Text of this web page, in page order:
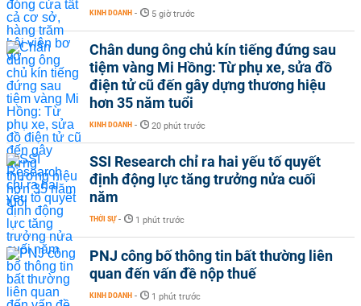
KINH DOANH - 5 giờ trước
Chân dung ông chủ kín tiếng đứng sau
tiệm vàng Mi Hồng: Từ phụ xe, sửa đồ
điện tử cũ đến gây dựng thương hiệu
hơn 35 năm tuổi
KINH DOANH - 20 phút trước
SSI Research chỉ ra hai yếu tố quyết
định động lực tăng trưởng nửa cuối
năm
THỜI SỰ - 1 phút trước
PNJ công bố thông tin bất thường liên
quan đến vấn đề nộp thuế
KINH DOANH - 1 phút trước